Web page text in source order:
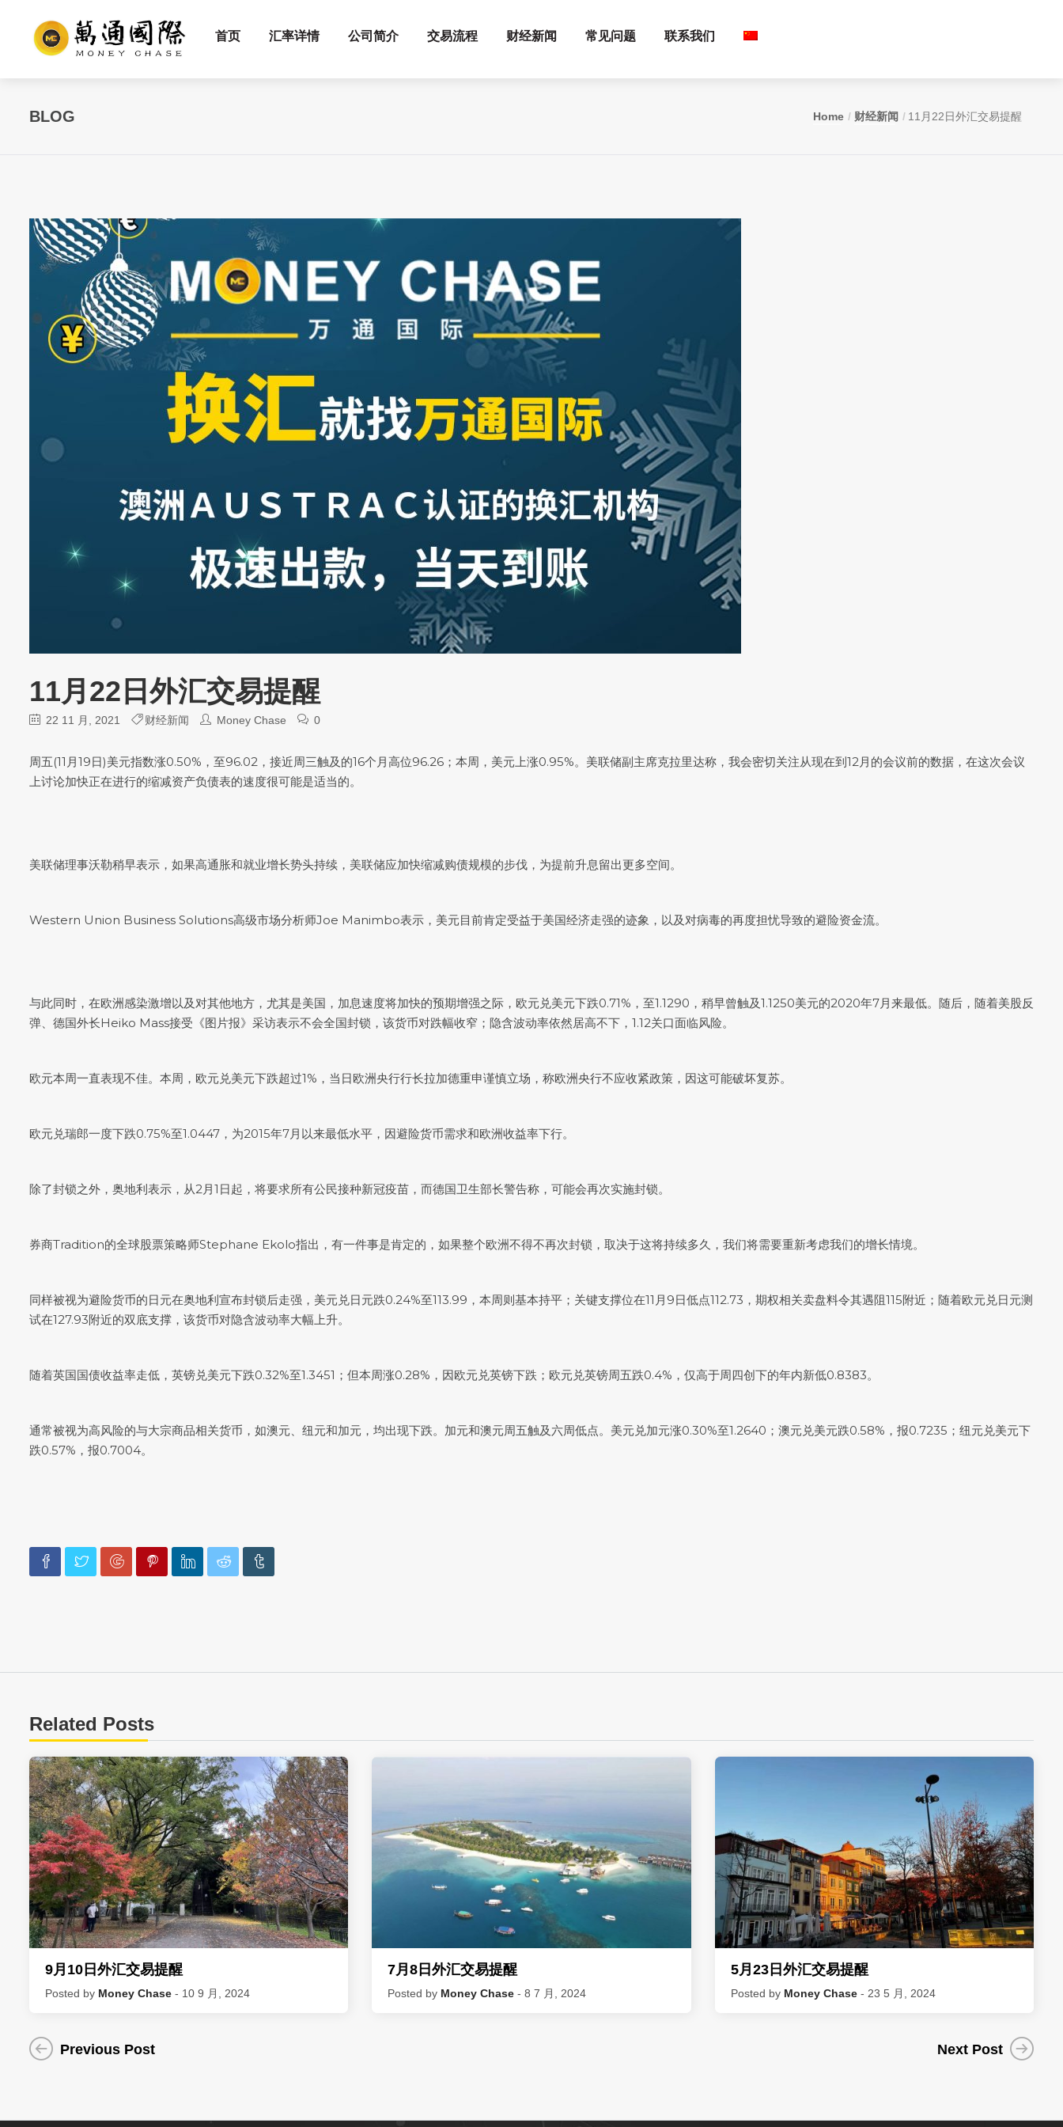
首页 汇率详情 公司简介 交易流程 财经新闻 常见问题 联系我们
BLOG Home 财经新闻 11月22日外汇交易提醒
11月22日外汇交易提醒
22 11 月, 2021 财经新闻 Money Chase 0
周五(11月19日)美元指数涨0.50%，至96.02，接近周三触及的16个月高位96.26；本周，美元上涨0.95%。美联储副主席克拉里达称，我会密切关注从现在到12月的会议前的数据，在这次会议
上讨论加快正在进行的缩减资产负债表的速度很可能是适当的。
美联储理事沃勒稍早表示，如果高通胀和就业增长势头持续，美联储应加快缩减购债规模的步伐，为提前升息留出更多空间。
Western Union Business Solutions高级市场分析师Joe Manimbo表示，美元目前肯定受益于美国经济走强的迹象，以及对病毒的再度担忧导致的避险资金流。
与此同时，在欧洲感染激增以及对其他地方，尤其是美国，加息速度将加快的预期增强之际， 欧元兑美元下跌0.71%，至1.1290，稍早曾触及1.1250美元的2020年7月来最低。随后，随着美股反
弹、德国外长Heiko Mass接受《图片报》采访表示不会全国封锁，该货币对跌幅收窄；隐含波动率依然居高不下，1.12关口面临风险。
欧元本周一直表现不佳。本周， 欧元兑美元下跌超过1%，当日欧洲央行行长拉加德重申谨慎立场，称欧洲央行不应收紧政策，因这可能破坏复苏。
欧元兑瑞郎一度下跌0.75%至1.0447，为2015年7月以来最低水平，因避险货币需求和欧洲收益率下行。
除了封锁之外，奥地利表示，从2月1日起，将要求所有公民接种新冠疫苗，而德国卫生部长警告称，可能会再次实施封锁。
券商Tradition的全球股票策略师Stephane Ekolo指出，有一件事是肯定的，如果整个欧洲不得不再次封锁，取决于这将持续多久，我们将需要重新考虑我们的增长情境。
同样被视为避险货币的日元在奥地利宣布封锁后走强， 美元兑日元跌0.24%至113.99，本周则基本持平；关键支撑位在11月9日低点112.73，期权相关卖盘料令其遇阻115附近；随着欧元兑日元测
试在127.93附近的双底支撑，该货币对隐含波动率大幅上升。
随着英国国债收益率走低， 英镑兑美元下跌0.32%至1.3451；但本周涨0.28%，因欧元兑英镑下跌；欧元兑英镑周五跌0.4%，仅高于周四创下的年内新低0.8383。
通常被视为高风险的与大宗商品相关货币，如澳元、纽元和加元，均出现下跌。加元和澳元周五触及六周低点。 美元兑加元涨0.30%至1.2640； 澳元兑美元跌0.58%，报0.7235； 纽元兑美元下
跌0.57%，报0.7004。
Related Posts
9月10日外汇交易提醒
Posted by Money Chase - 10 9 月, 2024
7月8日外汇交易提醒
Posted by Money Chase - 8 7 月, 2024
5月23日外汇交易提醒
Posted by Money Chase- 23 5 月, 2024
Previous Post Next Post